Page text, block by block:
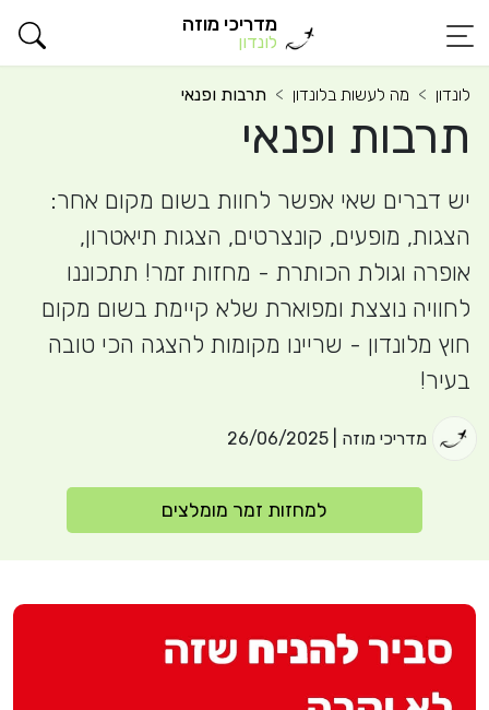
מדריכי מוזה
לונדון
לונדון מה לעשות בלונדון תרבות ופנאי
תרבות ופנאי
יש דברים שאי אפשר לחוות בשום מקום אחר:
הצגות, מופעים, קונצרטים, הצגות תיאטרון,
אופרה וגולת הכותרת - מחזות זמר! תתכוננו
לחוויה נוצצת ומפוארת שלא קיימת בשום מקום
חוץ מלונדון - שריינו מקומות להצגה הכי טובה
בעיר!
מדריכי מוזה | 26/06/2025
למחזות זמר מומלצים